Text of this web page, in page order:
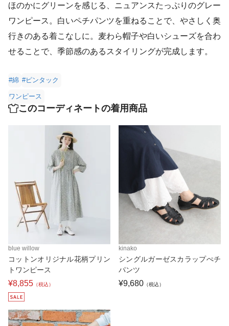
ほのかにグリーンを感じる、ニュアンスたっぷりのグレー
ワンピース。白いペチパンツを重ねることで、やさしく奥
行きのある着こなしに。麦わら帽子や白いシューズを合わ
せることで、季節感のあるスタイリングが完成します。
#綿 #ピンタック
ワンピース
このコーディネートの着用商品
blue willow
コットンオリジナル花柄プリン
トワンピース
¥8,855 （税込）
kinako
シングルガーゼスカラップぺチ
パンツ
¥9,680 （税込）